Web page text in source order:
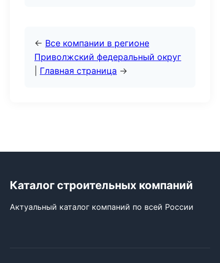
← Все компании в регионе
Приволжский федеральный округ
Главная страница →
Каталог строительных компаний
Актуальный каталог компаний по всей России